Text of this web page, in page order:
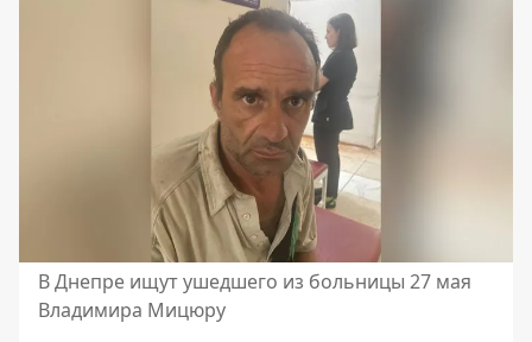
В Днепре ищут ушедшего из больницы 27 мая
Владимира Мицюру